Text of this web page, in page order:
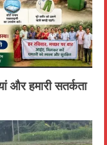
और हमारी सतर्कता